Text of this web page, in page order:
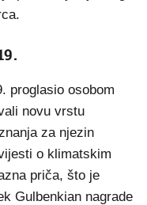
proglasio osobom
novu vrstu
za njezin
o klimatskim
priča, što je
Gulbenkian nagrade